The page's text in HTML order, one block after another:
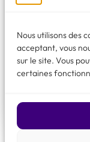
Nous utilisons des
acceptant, vous
sur le site. Vous
certaines
En savoir
Nos
Les